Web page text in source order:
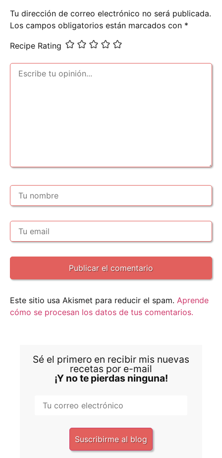
Tu dirección de correo electrónico no será publicada.
Los campos obligatorios están marcados con *
Recipe Rating
Este sitio usa Akismet para reducir el spam. Aprende
cómo se procesan los datos de tus comentarios.
Sé el primero en recibir mis nuevas
recetas por e-mail
¡Y no te pierdas ninguna!